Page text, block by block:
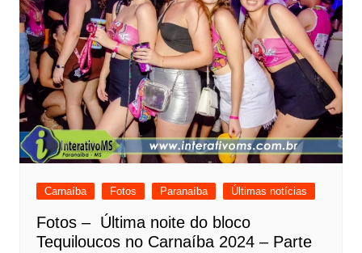
Carnaíba Fotos Paranaíba Últimas notícias
Fotos – Última noite do bloco
Tequiloucos no Carnaíba 2024 – Parte